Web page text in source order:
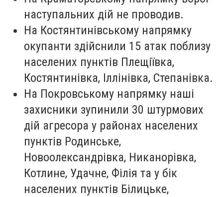
наступальних дій не проводив.
На Костянтинівському напрямку
окупанти здійснили 15 атак поблизу
населених пунктів Плещіївка,
Костянтинівка, Іллінівка, Степанівка.
На Покровському напрямку наші
захисники зупинили 30 штурмових
дій агресора у районах населених
пунктів Родинське,
Новоолександрівка, Никанорівка,
Котлине, Удачне, Філія та у бік
населених пунктів Білицьке,